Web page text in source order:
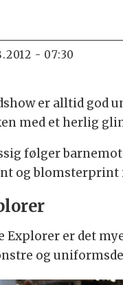
- 07:30
er alltid
med et herlig
følger
og blomsterprint i
Explorer er det
og